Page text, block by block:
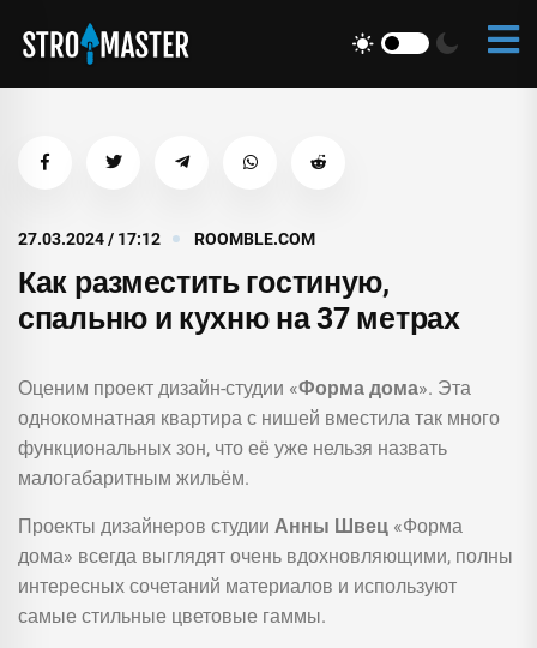
27.03.2024 / 17:12 ROOMBLE.COM
Как разместить гостиную,
спальню и кухню на 37 метрах
Оценим проект дизайн-студии «Форма дома». Эта
однокомнатная квартира с нишей вместила так много
функциональных зон, что её уже нельзя назвать
малогабаритным жильём.
Проекты дизайнеров студии Анны Швец «Форма
дома» всегда выглядят очень вдохновляющими, полны
интересных сочетаний материалов и используют
самые стильные цветовые гаммы.